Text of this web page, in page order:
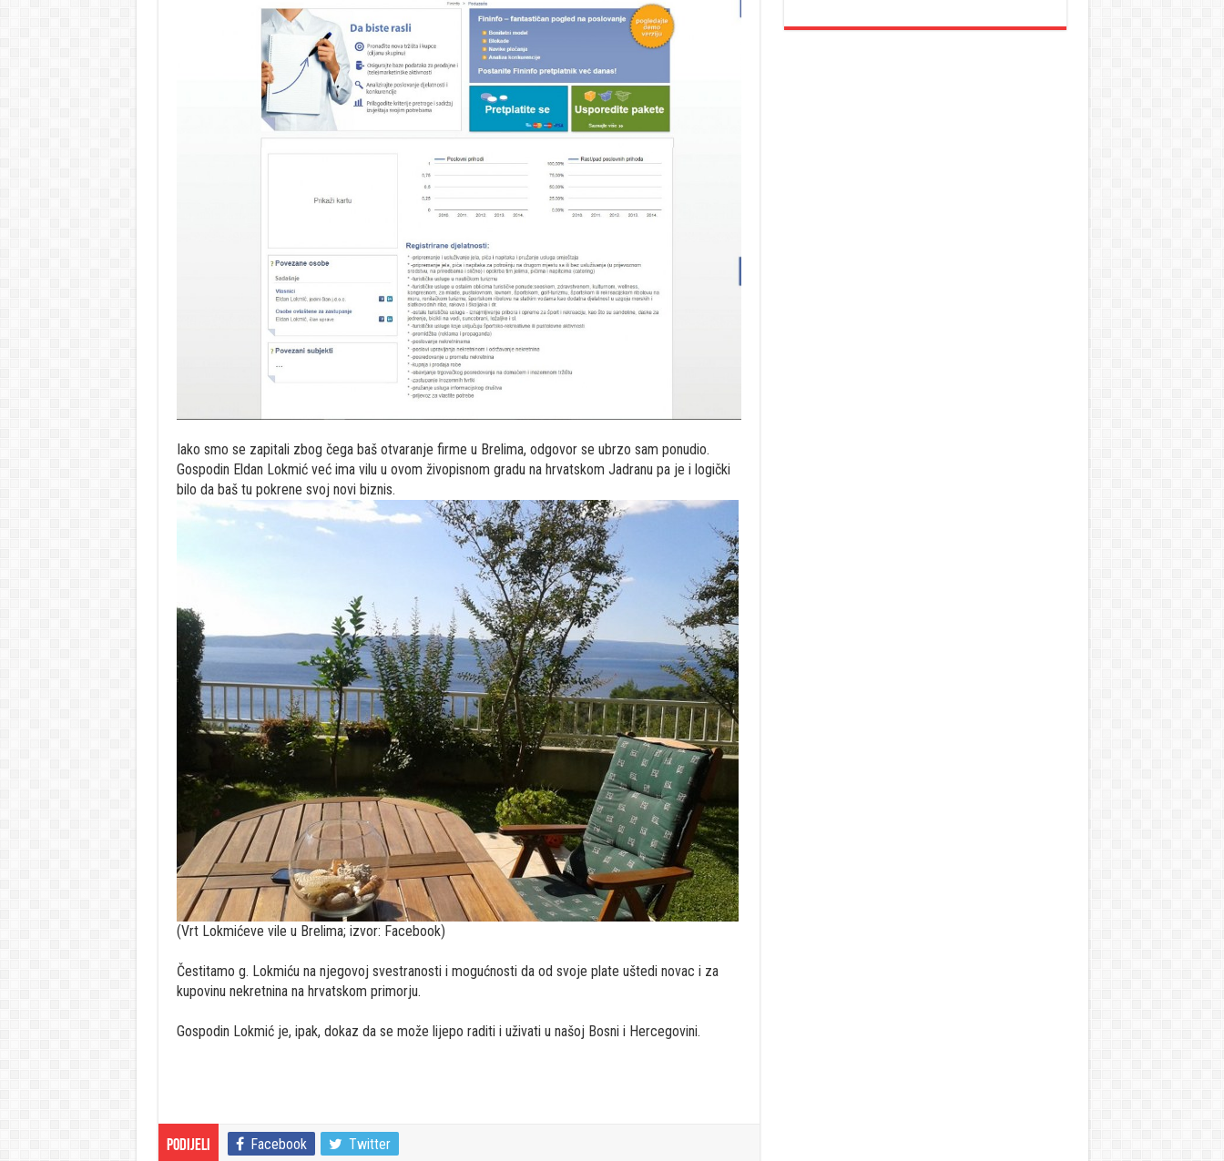
Iako smo se zapitali zbog čega baš otvaranje firme u Brelima, odgovor se ubrzo sam ponudio.
Gospodin Eldan Lokmić već ima vilu u ovom živopisnom gradu na hrvatskom Jadranu pa je i logički
bilo da baš tu pokrene svoj novi biznis.
(Vrt Lokmićeve vile u Brelima; izvor: Facebook)
Čestitamo g. Lokmiću na njegovoj svestranosti i mogućnosti da od svoje plate uštedi novac i za
kupovinu nekretnina na hrvatskom primorju.
Gospodin Lokmić je, ipak, dokaz da se može lijepo raditi i uživati u našoj Bosni i Hercegovini.
Podijeli Facebook Twitter